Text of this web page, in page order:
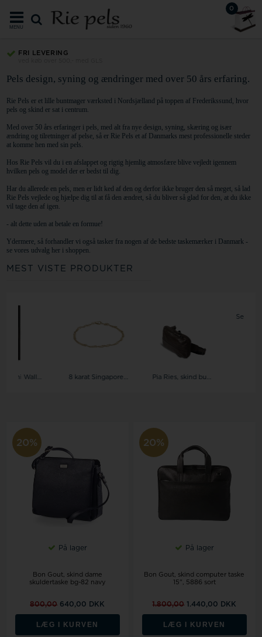
0
MENU
FRI LEVERING
Pels design, syning og ændringer med over 50 års erfaring.
Rie Pels er et lille buntmager værksted i Nordsjælland på toppen af Frederikssund, hvor
pels og skind er sat i centrum.
Med over 50 års erfaringer i pels, med alt fra nye design, syning, skæring og især
ændring og tilretninger af pelse, så er Rie Pels et af Danmarks mest professionelle steder
at komme hen med sin pels.
Hos Rie Pels vil du i en afslappet og rigtig hjemlig atmosfære blive vejledt igennem
hvilken pels og model der er bedst til dig.
Har du allerede en pels, men er lidt ked af den og derfor ikke bruger den så meget, så lad
Rie Pels vejlede og hjælpe dig til at få den ændret, så du bliver så glad for den, at du ikke
vil tage den af igen.
- alt dette uden at betale en formue!
Ydermere, så forhandler vi også tasker fra nogen af de bedste taskemærker i Danmark -
se vores udvalg her i shoppen.
MEST VISTE PRODUKTER
Secrid, Mini Wallet Original kortholder 8 karat Singapore armbånd, ankelkæder og halskæder i 4 bredder Pia Ries, skind bumbag, 079-brun
20%
På lager
Bon Gout, skind dame
skuldertaske bg-82 navy
800,00 640,00 DKK
LÆG I KURVEN
20%
På lager
Bon Gout, skind computer taske
15", 5886 sort
1.800,00 1.440,00 DKK
LÆG I KURVEN